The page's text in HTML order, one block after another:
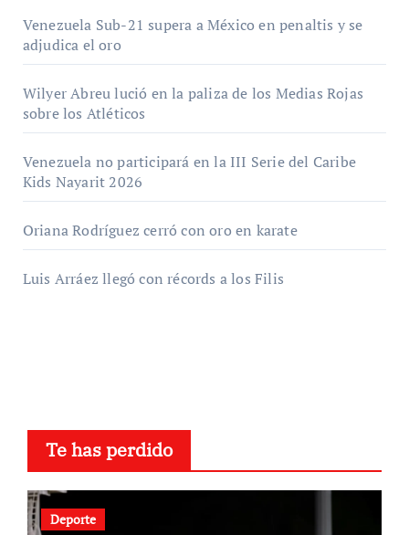
Venezuela Sub-21 supera a México en penaltis y se
adjudica el oro
Wilyer Abreu lució en la paliza de los Medias Rojas
sobre los Atléticos
Venezuela no participará en la III Serie del Caribe
Kids Nayarit 2026
Oriana Rodríguez cerró con oro en karate
Luis Arráez llegó con récords a los Filis
Te has perdido
Deporte